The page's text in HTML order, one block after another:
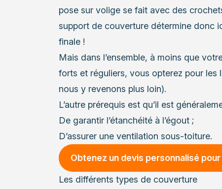
pose sur volige se fait avec des
support de couverture détermine donc
finale !
Mais dans l’ensemble, à moins que
forts et réguliers, vous opterez pour les
nous y revenons plus loin).
L’autre prérequis est qu’il est
De garantir l’étanchéité à l’égout ;
D’assurer une ventilation sous-toiture.
Obtenez un devis personnalisé
Les différents types de couverture